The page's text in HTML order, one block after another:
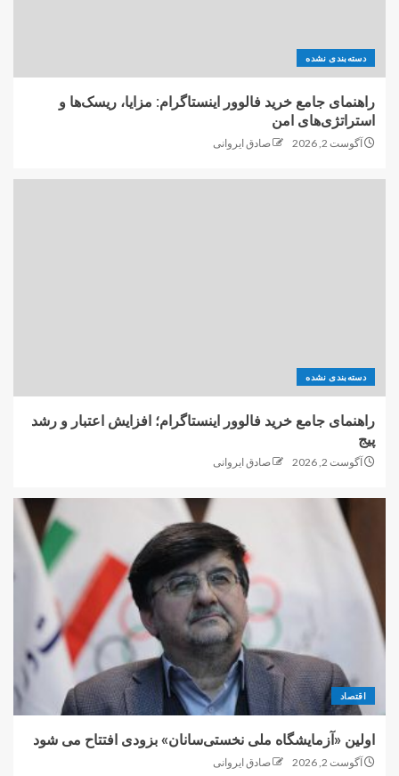
دسته‌بندی نشده
راهنمای جامع خرید فالوور اینستاگرام: مزایا، ریسک‌ها و
استراتژی‌های امن
آگوست 2, 2026 صادق ایروانی
دسته‌بندی نشده
راهنمای جامع خرید فالوور اینستاگرام؛ افزایش اعتبار و رشد
پیج
آگوست 2, 2026 صادق ایروانی
اقتصاد
اولین «آزمایشگاه ملی نخستی‌سانان» بزودی افتتاح می شود
آگوست 2, 2026 صادق ایروانی